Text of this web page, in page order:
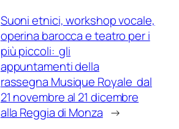
Suoni etnici, workshop vocale,
operina barocca e teatro per i
più piccoli: gli
appuntamenti della
rassegna Musique Royale dal
21 novembre al 21 dicembre
alla Reggia di Monza →